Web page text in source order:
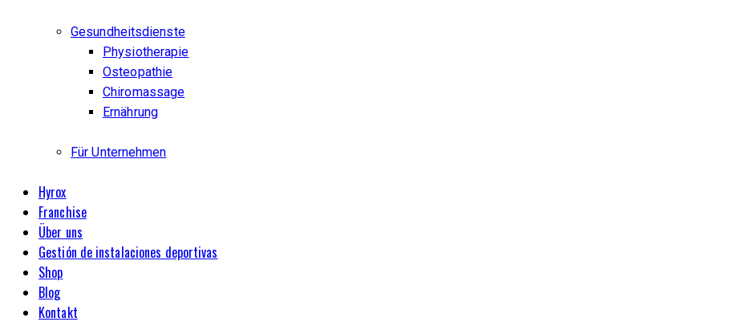
Gesundheitsdienste
Physiotherapie
Osteopathie
Chiromassage
Ernährung
Für Unternehmen
Hyrox
Franchise
Über uns
Gestión de instalaciones deportivas
Shop
Blog
Kontakt